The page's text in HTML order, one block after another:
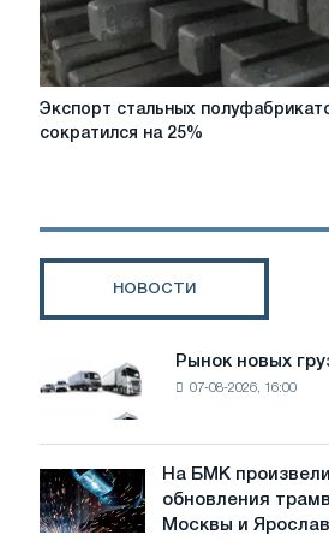
Экспорт
стальных
сократился
Экспорт стальных
сократился на 25%
НОВОСТИ
Рынок
новых
грузовиков
в
июле
Рынок новых
07-08-2026, 16:00
На
БМК
произвели
На БМК
обновления
Москвы и